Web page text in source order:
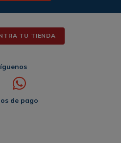
TU TIENDA
de pago